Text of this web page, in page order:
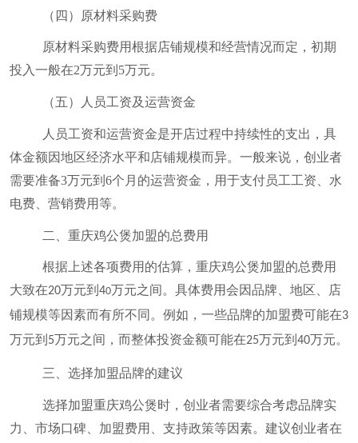
（四）原材料采购费
原材料采购费用根据店铺规模和经营情况而定，初期
投入一般在2万元到 5万元。
（五）人员工资及运营资金
人员工资和运营资金是开店过程中持续性的支出，具
体金额因地区经济水平和店铺规模而异。一般来说，创业者
需要准备3万元到 6个月的运营资金，用于支付员工工资、水
电费、营销费用等。
二、重庆鸡公煲加盟的总费用
根据上述各项费用的估算，重庆鸡公煲加盟的总费用
大致在20万元到 40万元之间。具体费用会因品牌、地区、店
铺规模等因素而有所不同。例如，一些品牌的加盟费可能在3
万元到 5万元之间，而整体投资金额可能在25万元到 40万元。
三、选择加盟品牌的建议
选择加盟重庆鸡公煲时，创业者需要综合考虑品牌实
力、市场口碑、加盟费用、支持政策等因素。建议创业者在